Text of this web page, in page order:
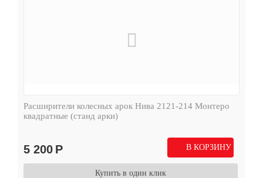
Расширители колесных арок Нива 2121-214 Монтеро
квадратные (станд арки)
5 200 Р В КОРЗИНУ
Купить в один клик